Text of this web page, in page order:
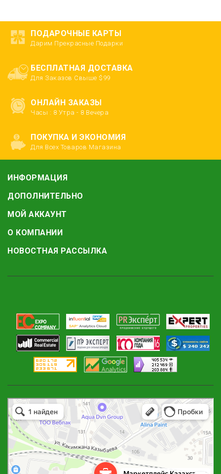
Амурская область
Архангельская область
Башкортостанa
Брянская область
Владимирская область
Волгоградская область
Забайкальский край
Запорожская область
Ивановская область
Ингушетия
Иркутская область
Кабардино-Балкария
Калининградская область
Калмыкия
ПОДАРОЧНЫЕ КАРТЫ
Дарим Прекрасные Подарки
БЕСПЛАТНАЯ ДОСТАВКА
Для Заказов Свыше $99
ОНЛАЙН ЗАКАЗЫ
Часы : 8 Утра - 8 Вечера
ПОКУПКА И ЭКОНОМИЯ
Для Всех Товаров Магазина
ИНФОРМАЦИЯ
ДОПОЛНИТЕЛЬНО
МОЙ АККАУНТ
О КОМПАНИИ
НОВОСТНАЯ РАССЫЛКА
Маркетплейс Казахстана
Рекламное агентство в Алматы
Информационное агентство в Алматы